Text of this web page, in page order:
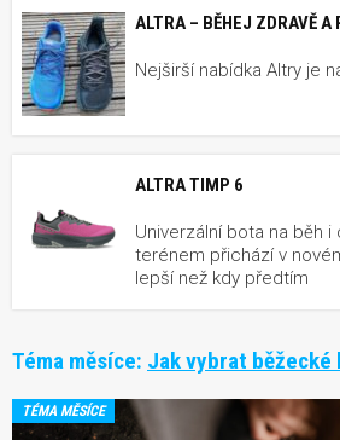
ALTRA – BĚHEJ ZDRAVĚ A
Nejširší nabídka Altry je
ALTRA TIMP 6
Univerzální bota na běh
terénem přichází v
lepší než kdy předtím
Téma měsíce: Jak vybrat běžecké
TÉMA MĚSÍCE